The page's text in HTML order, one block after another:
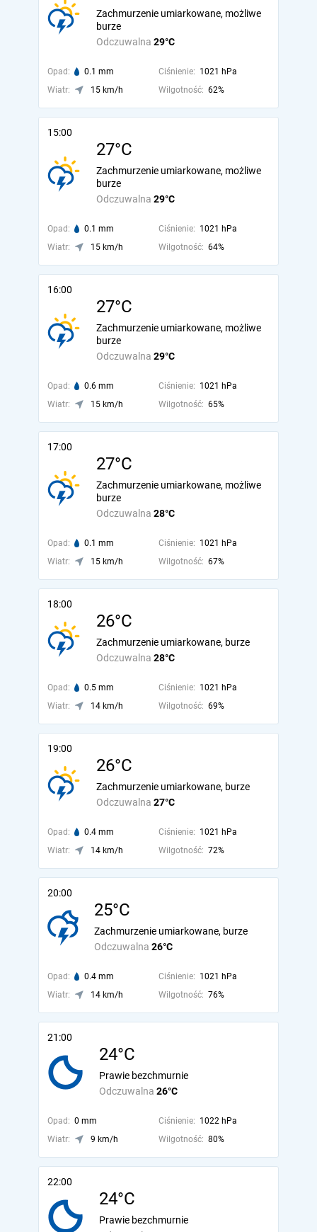
Odczuwalna 29°C
Zachmurzenie umiarkowane, możliwe
burze
Opad: 0.1 mm Ciśnienie: 1021 hPa
Wiatr:
15 km/h Wilgotność: 62%
15:00
27°C
Odczuwalna 29°C
Zachmurzenie umiarkowane, możliwe
burze
Opad: 0.1 mm Ciśnienie: 1021 hPa
Wiatr:
15 km/h Wilgotność: 64%
16:00
27°C
Odczuwalna 29°C
Zachmurzenie umiarkowane, możliwe
burze
Opad: 0.6 mm Ciśnienie: 1021 hPa
Wiatr:
15 km/h Wilgotność: 65%
17:00
27°C
Odczuwalna 28°C
Zachmurzenie umiarkowane, możliwe
burze
Opad: 0.1 mm Ciśnienie: 1021 hPa
Wiatr:
15 km/h Wilgotność: 67%
18:00
26°C
Odczuwalna 28°C
Zachmurzenie umiarkowane, burze
Opad: 0.5 mm Ciśnienie: 1021 hPa
Wiatr:
14 km/h Wilgotność: 69%
19:00
26°C
Odczuwalna 27°C
Zachmurzenie umiarkowane, burze
Opad: 0.4 mm Ciśnienie: 1021 hPa
Wiatr:
14 km/h Wilgotność: 72%
20:00
25°C
Odczuwalna 26°C
Zachmurzenie umiarkowane, burze
Opad: 0.4 mm Ciśnienie: 1021 hPa
Wiatr:
14 km/h Wilgotność: 76%
21:00
24°C
Odczuwalna 26°C
Prawie bezchmurnie
Opad: 0 mm Ciśnienie: 1022 hPa
Wiatr:
9 km/h Wilgotność: 80%
22:00
24°C
Prawie bezchmurnie